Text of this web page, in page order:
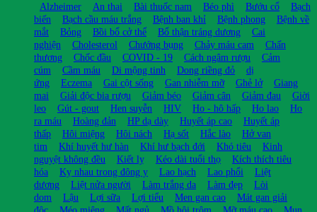
Alzheimer An thai Bài thuốc nam Béo phì Bướu cổ
Bạch
biến
Bạch cầu máu trắng Bệnh ban khỉ Bệnh phong
Bệnh về
mắt
Bỏng Bồi bổ cở thể Bổ thận tráng dương
Cai
nghiện
Cholesterol Chướng bụng Chảy máu cam
Chấn
thương
Chốc đầu COVID - 19 Cách ngâm rượu
Cảm
cúm
Cầm máu Di mộng tinh Dong riềng đỏ
dị
ứng
Eczema Gai cột sống Gan nhiễm mỡ Ghẻ lở
Giang
mai
Giải độc bia rượu Giảm béo Giảm cân Giảm đau
Giời
leo
Gút - gout Hen suyễn HIV Ho - hô hấp Ho lao
Ho
ra máu
Hoàng đản HP dạ dày Huyết áp cao
Huyết áp
thấp
Hôi miệng Hôi nách Hạ sốt Hắc lào
Hở van
tim
Khí huyết hư hàn Khí hư bạch đới Khó tiêu
Kinh
nguyệt không đều
Kiết lỵ Kéo dài tuổi thọ
Kích thích tiêu
hóa
Kỵ nhau trong đông y Lao hạch Lao phổi
Liệt
dương
Liệt nửa người Làm trắng da Làm đẹp
Lòi
dom
Lậu Lợi sữa Lợi tiểu Men gan cao
Mát gan giải